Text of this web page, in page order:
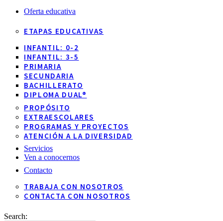
Oferta educativa
ETAPAS EDUCATIVAS
INFANTIL: 0-2
INFANTIL: 3-5
PRIMARIA
SECUNDARIA
BACHILLERATO
DIPLOMA DUAL®
PROPÓSITO
EXTRAESCOLARES
PROGRAMAS Y PROYECTOS
ATENCIÓN A LA DIVERSIDAD
Servicios
Ven a conocernos
Contacto
TRABAJA CON NOSOTROS
CONTACTA CON NOSOTROS
Search: